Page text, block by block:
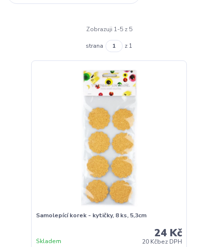
Zobrazuji 1-5 z 5
strana z 1
Samolepící korek - kytičky, 8 ks, 5,3cm
24 Kč
20 Kčbez DPH
Skladem